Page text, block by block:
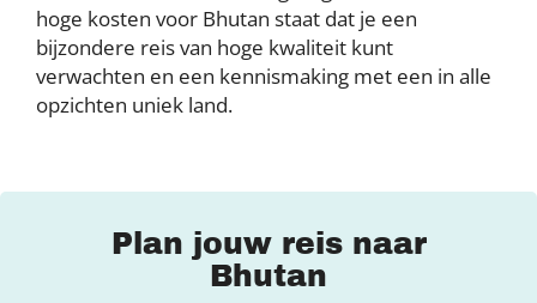
hoge kosten voor Bhutan staat dat je een
bijzondere reis van hoge kwaliteit kunt
verwachten en een kennismaking met een in alle
opzichten uniek land.
Plan jouw reis naar
Bhutan